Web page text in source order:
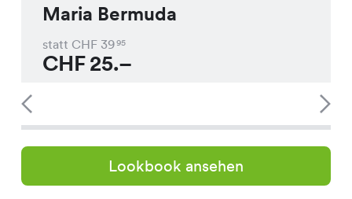
Maria Bermuda
statt CHF 3995
CHF25.–
Lookbook ansehen